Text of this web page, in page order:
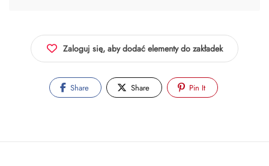
Zaloguj się, aby dodać elementy do zakładek
Share Share Pin It